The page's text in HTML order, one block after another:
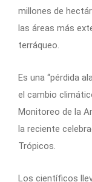
millones de
las áreas más
terráqueo.
Es una “pérdida
el cambio
Monitoreo de la
la reciente
Trópicos.
Los científicos